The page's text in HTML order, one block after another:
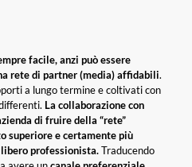
facile, anzi può essere
rete di partner (media) affidabili.
a lungo termine e coltivati ​​con
La collaborazione con
di fruire della “rete”
superiore e certamente più
professionista.Traducendo